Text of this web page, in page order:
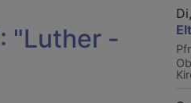
"Luther -